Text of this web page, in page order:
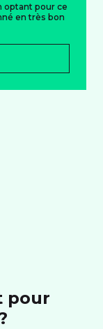
optant pour ce
en très bon
pour